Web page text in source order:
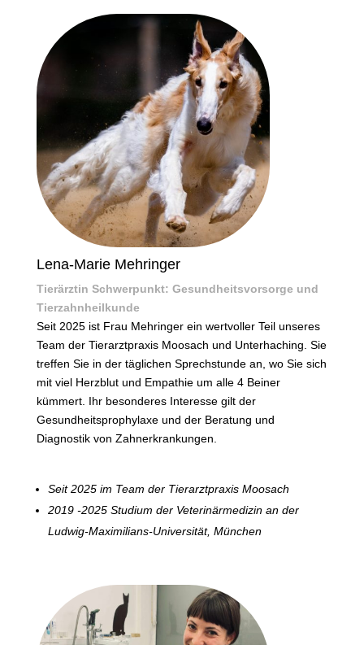
Lena-Marie Mehringer
Tierärztin Schwerpunkt: Gesundheitsvorsorge und
Tierzahnheilkunde
Seit 2025 ist Frau Mehringer ein wertvoller Teil unseres
Team der Tierarztpraxis Moosach und Unterhaching. Sie
treffen Sie in der täglichen Sprechstunde an, wo Sie sich
mit viel Herzblut und Empathie um alle 4 Beiner
kümmert. Ihr besonderes Interesse gilt der
Gesundheitsprophylaxe und der Beratung und
Diagnostik von Zahnerkrankungen.
Seit 2025 im Team der Tierarztpraxis Moosach
2019 -2025 Studium der Veterinärmedizin an der
Ludwig-Maximilians-Universität, München